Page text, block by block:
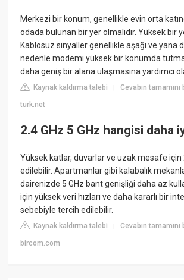
Merkezi bir konum, genellikle evin orta
odada bulunan bir yer olmalıdır. Yüksek bir
Kablosuz sinyaller genellikle aşağı ve yana
nedenle modemi yüksek bir konumda
daha geniş bir alana ulaşmasına yardımcı
Kaynak kaldırma talebi |Cevabın
turk.net
2.4 GHz 5 GHz hangisi daha
Yüksek katlar, duvarlar ve uzak mesafe için
edilebilir. Apartmanlar gibi kalabalık
dairenizde 5 GHz bant genişliği daha az
için yüksek veri hızları ve daha kararlı bir
sebebiyle tercih edilebilir.
Kaynak kaldırma talebi |Cevabın
bircom.com